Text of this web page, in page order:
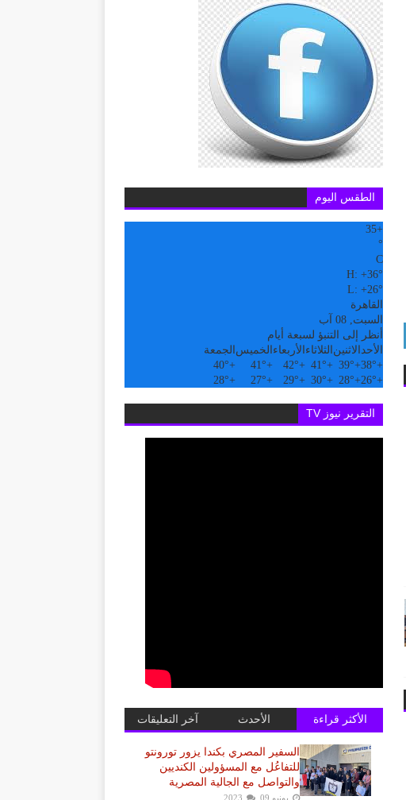
الطقس اليوم
+
35
°
C
H: +36°
L: +26°
القاهرة
السبت, 08 آب
أنظر إلى التنبؤ لسبعة أيام
الأحد الاثنين الثلاثاء الأربعاء الخميس الجمعة
+
38°
+
39°
+
41°
+
42°
+
41°
+
40°
+
26°
+
28°
+
30°
+
29°
+
27°
+
28°
التقرير نيوز TV
الأكثر قراءة الأحدث آخر التعليقات
السفير المصري بكندا يزور تورونتو
للتفاعُل مع المسؤولين الكنديين
والتواصل مع الجالية المصرية
يونيو 09, 2023